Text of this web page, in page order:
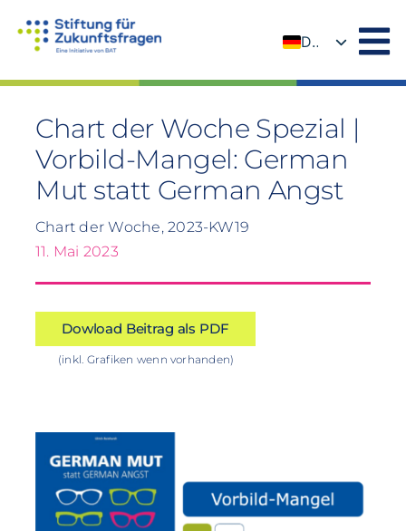
Inhalt
DE
Chart der Woche Spezial |
Vorbild-Mangel: German
Mut statt German Angst
Chart der Woche, 2023-KW19
11. Mai 2023
Dowload Beitrag als PDF
(inkl. Grafiken wenn vorhanden)